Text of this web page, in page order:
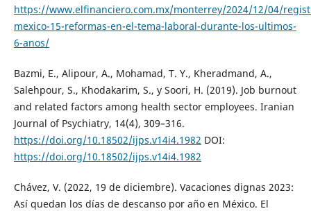
https://www.elfinanciero.com.mx/monterrey/2024/12/04/
mexico-15-reformas-en-el-tema-laboral-durante-los-ultimos-
6-anos/
Bazmi, E., Alipour, A., Mohamad, T. Y., Kheradmand, A.,
Salehpour, S., Khodakarim, S., y Soori, H. (2019). Job burnout
and related factors among health sector employees. Iranian
Journal of Psychiatry, 14(4), 309–316.
https://doi.org/10.18502/ijps.v14i4.1982 DOI:
https://doi.org/10.18502/ijps.v14i4.1982
Chávez, V. (2022, 19 de diciembre). Vacaciones dignas 2023:
Así quedan los días de descanso por año en México. El